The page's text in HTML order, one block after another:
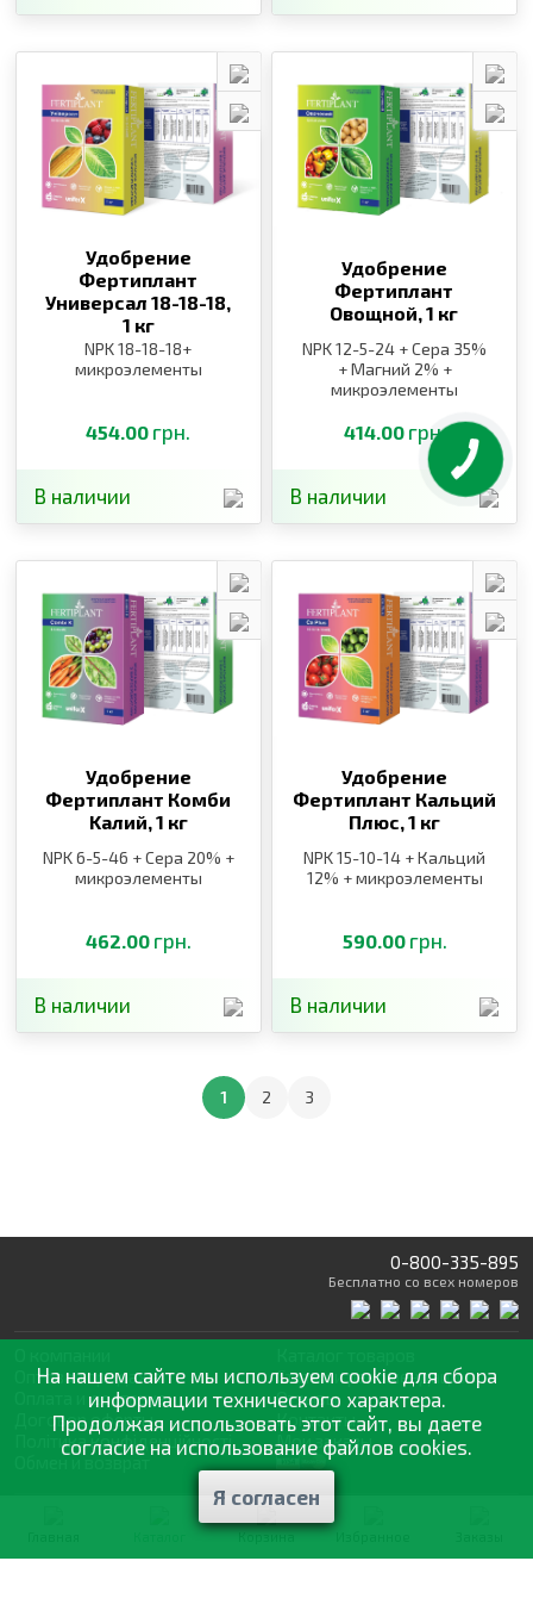
Удобрение
Фертиплант
Универсал 18-18-18,
1 кг
NPK 18-18-18+
микроэлементы
454.00 грн.
В наличии
Удобрение
Фертиплант
Овощной,1 кг
NPK 12-5-24 + Сера 35%
+ Магний 2% +
микроэлементы
414.00 грн.
В наличии
Удобрение
Фертиплант Комби
Kалий,1 кг
NPK 6-5-46 + Сера 20% +
микроэлементы
462.00 грн.
В наличии
Удобрение
Фертиплант Кальций
Плюс,1 кг
NPK 15-10-14 + Кальций
12% + микроэлементы
590.00 грн.
В наличии
1 2 3
0-800-335-895
Бесплатно со всех номеров
Оптовая продажа
Оплата и доставка
Договор оферты
Політика конфіденційності
Обмен и возврат
Статьии рекомендации
Отзывы
Контакты
Мои заказы
наилучшее для вашего урожая
Корзина
На нашем сайте мы используем cookie для сбора
информации технического характера.
Продолжая использовать этот сайт, вы даете
согласие на использование файлов cookies.
Я согласен